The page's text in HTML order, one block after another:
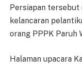
Persiapan
kelancaran
orang PPPK Paruh
Halaman upacara